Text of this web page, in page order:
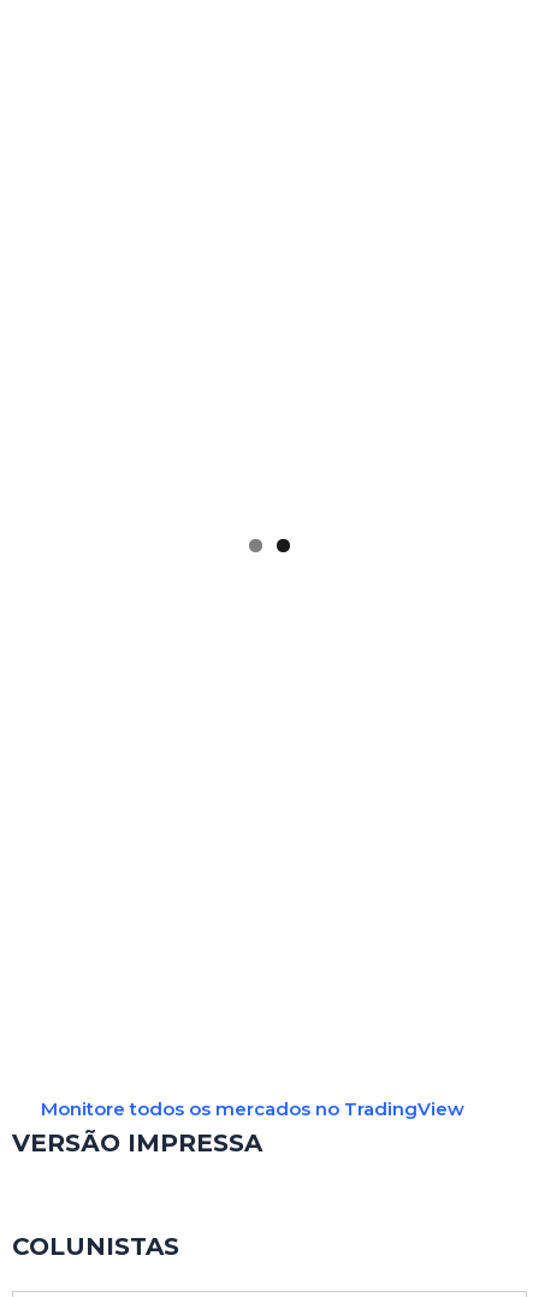
Monitore todos os mercados no TradingView
VERSÃO IMPRESSA
COLUNISTAS